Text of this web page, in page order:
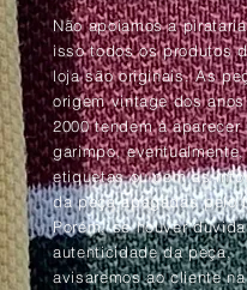
Não apoiamos a
isso todos os produtos
loja são originais. As
origem vintage dos
2000 tendem à aparecer
garimpo,
etiquetas ou com as
da peça apagadas pelo
Porém, se houver
autenticidade da peça,
avisaremos ao cliente na